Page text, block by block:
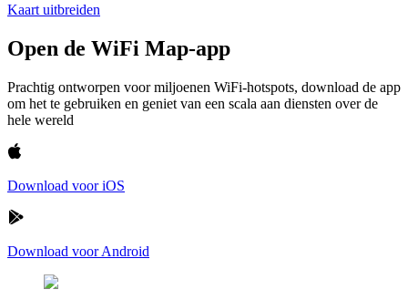
Kaart uitbreiden
Open de WiFi Map-app
Prachtig ontworpen voor miljoenen WiFi-hotspots, download de app
om het te gebruiken en geniet van een scala aan diensten over de
hele wereld
Download voor iOS
Download voor Android